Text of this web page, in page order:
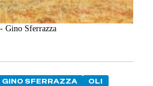
Gino Sferrazza
GINO SFERRAZZA
OLI